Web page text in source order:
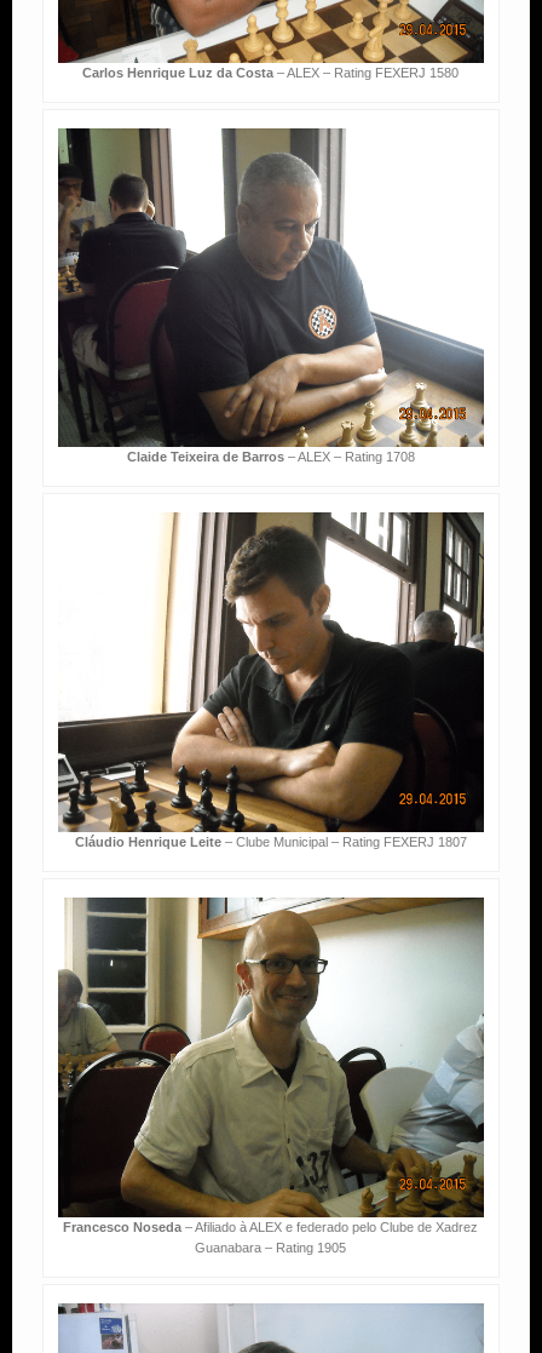
Carlos Henrique Luz da Costa – ALEX – Rating FEXERJ 1580
Claide Teixeira de Barros– ALEX – Rating 1708
Cláudio Henrique Leite– Clube Municipal – Rating FEXERJ 1807
Francesco Noseda – Afiliado à ALEX e federado pelo Clube de Xadrez
Guanabara – Rating 1905